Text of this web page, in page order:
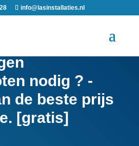
info@lasinstallaties.nl
nodig ? -
de beste prijs
[gratis]